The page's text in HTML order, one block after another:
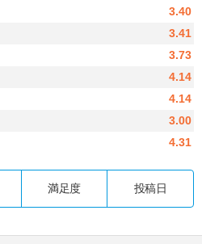
3.40
3.41
3.73
4.14
4.14
3.00
4.31
満足度 投稿日